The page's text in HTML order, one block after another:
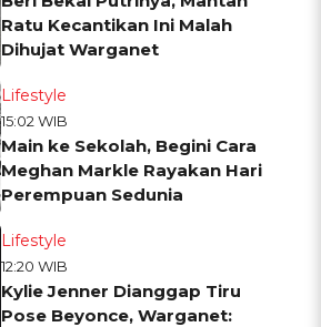
Ratu Kecantikan Ini Malah
Dihujat Warganet
Lifestyle
15:02 WIB
Main ke Sekolah, Begini Cara
Meghan Markle Rayakan Hari
Perempuan Sedunia
Lifestyle
12:20 WIB
Kylie Jenner Dianggap Tiru
Pose Beyonce, Warganet: